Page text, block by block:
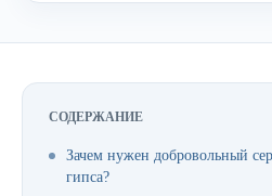
СОДЕРЖАНИЕ
Зачем нужен добровольный
гипса?